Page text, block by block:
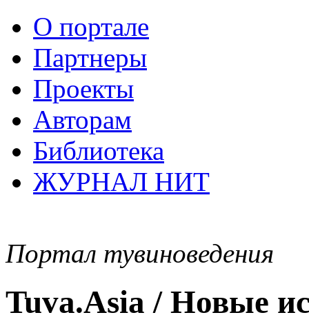
О портале
Партнеры
Проекты
Авторам
Библиотека
ЖУРНАЛ НИТ
Портал тувиноведения
Tuva.Asia / Новые